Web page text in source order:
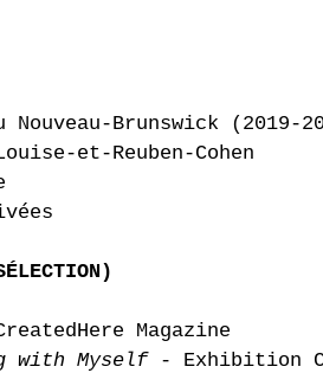
Nouveau-Brunswick (2019-
et-Reuben-Cohen
Magazine
with Myself - Exhibition